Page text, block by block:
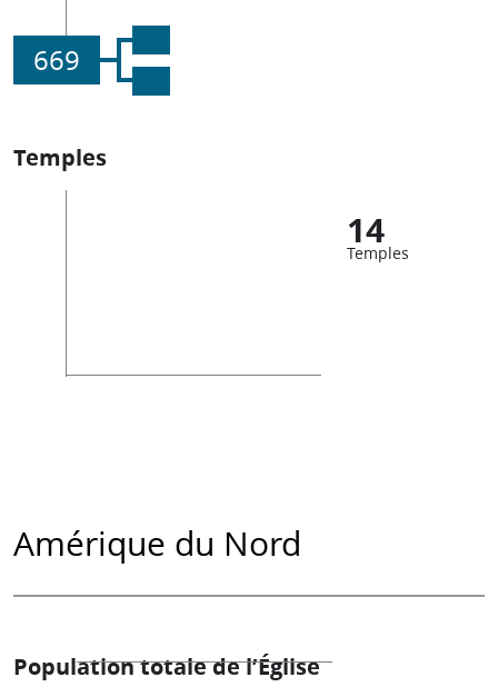
669
Temples
14
Temples
Amérique du Nord
Population totale de l’Église